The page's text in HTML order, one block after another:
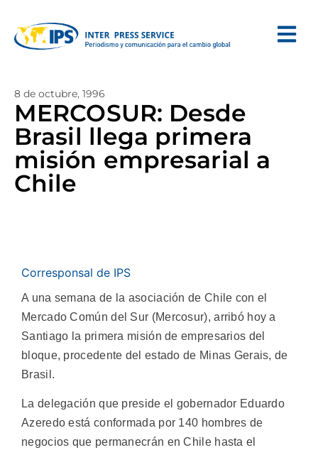
8 de octubre, 1996
MERCOSUR: Desde
Brasil llega primera
misión empresarial a
Chile
Corresponsal de IPS
A una semana de la asociación de Chile con el
Mercado Común del Sur (Mercosur), arribó hoy a
Santiago la primera misión de empresarios del
bloque, procedente del estado de Minas Gerais, de
Brasil.
La delegación que preside el gobernador Eduardo
Azeredo está conformada por 140 hombres de
negocios que permanecrán en Chile hasta el